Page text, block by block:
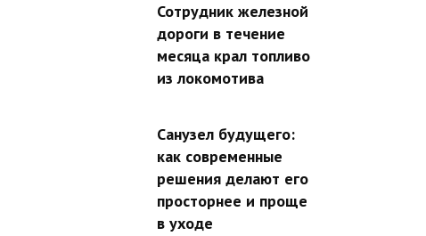
Сотрудник железной
дороги в течение
месяца крал топливо
из локомотива
Санузел будущего:
как современные
решения делают его
просторнее и проще
в уходе